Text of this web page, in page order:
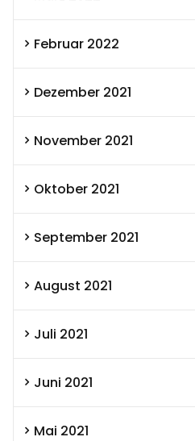
Februar 2022
Dezember 2021
November 2021
Oktober 2021
September 2021
August 2021
Juli 2021
Juni 2021
Mai 2021